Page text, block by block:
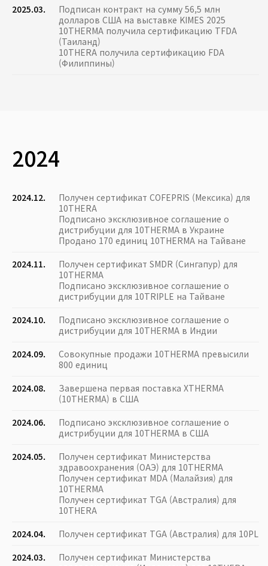
2025.03.
Подписан контракт на сумму 56,5 млн
долларов США на выставке KIMES 2025
10THERMA получила сертификацию TFDA
(Таиланд)
10THERA получила сертификацию FDA
(Филиппины)
2024
2024.12.
Получен сертификат COFEPRIS (Мексика) для
10THERA
Подписано эксклюзивное соглашение о
дистрибуции для 10THERMA в Украине
Продано 170 единиц 10THERMA на Тайване
2024.11.
Получен сертификат SMDR (Сингапур) для
10THERMA
Подписано эксклюзивное соглашение о
дистрибуции для 10TRIPLE на Тайване
2024.10.
Подписано эксклюзивное соглашение о
дистрибуции для 10THERMA в Индии
2024.09.
Совокупные продажи 10THERMA превысили
800 единиц
2024.08.
Завершена первая поставка XTHERMA
(10THERMA) в США
2024.06.
Подписано эксклюзивное соглашение о
дистрибуции для 10THERMA в США
2024.05.
Получен сертификат Министерства
здравоохранения (ОАЭ) для 10THERMA
Получен сертификат MDA (Малайзия) для
10THERMA
Получен сертификат TGA (Австралия) для
10THERA
2024.04.
Получен сертификат TGA (Австралия) для 10PL
2024.03.
Получен сертификат Министерства